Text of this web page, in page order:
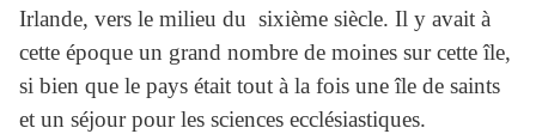
Irlande, vers le milieu du sixième siècle. Il y avait à
cette époque un grand nombre de moines sur cette île,
si bien que le pays était tout à la fois une île de saints
et un séjour pour les sciences ecclésiastiques.